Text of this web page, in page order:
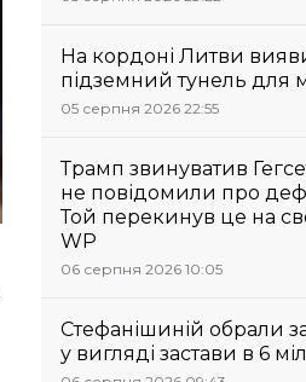
На кордоні Литви
підземний тунель для
05 серпня 2026 22:55
Трамп звинуватив
не повідомили про
Той перекинув це на
WP
06 серпня 2026 10:05
Стефанішиній обрали
у вигляді застави в 6